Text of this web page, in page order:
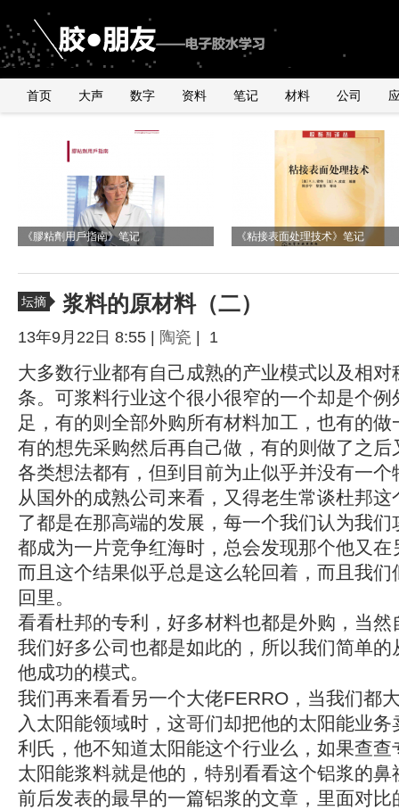
首页 大声 数字 资料 笔记 材料 公司
与UNDERFILL世界级高手交流有感
由2011年全球手机销量数据臆测
UNDERFILL的用量
《2010年银粉与浆料产品行业研讨会》
有感
国内外导电银粉、银浆、导电胶
况
《膠粘劑用戶指南》笔记 《粘接表面处理技术》笔记
坛摘 浆料的原材料（二）
13年9月22日 8:55 | 陶瓷 | 1
大多数行业都有自己成熟的产业模式以及相
条。可浆料行业这个很小很窄的一个却是个
足，有的则全部外购所有材料加工，也有的
有的想先采购然后再自己做，有的则做了之
各类想法都有，但到目前为止似乎并没有一个
从国外的成熟公司来看，又得老生常谈杜邦
了都是在那高端的发展，每一个我们认为我
都成为一片竞争红海时，总会发现那个他又
而且这个结果似乎总是这么轮回着，而且我
回里。
看看杜邦的专利，好多材料也都是外购，当
我们好多公司也都是如此的，所以我们简单
他成功的模式。
我们再来看看另一个大佬FERRO，当我们都
入太阳能领域时，这哥们却把他的太阳能业
利氏，他不知道太阳能这个行业么，如果查
太阳能浆料就是他的，特别看看这个铝浆的
前后发表的最早的一篇铝浆的文章，里面对比